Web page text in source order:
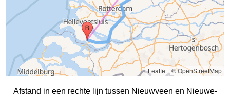
Leaflet| © OpenStreetMap
Afstand in een rechte lijn tussen Nieuwveen en Nieuwe-